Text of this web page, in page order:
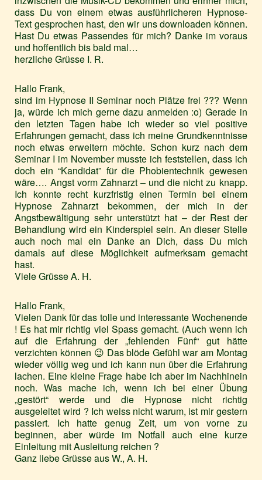
dass Du von einem etwas ausführlicheren Hypnose-
Text gesprochen hast, den wir uns downloaden können.
Hast Du etwas Passendes für mich? Danke im voraus
und hoffentlich bis bald mal…
herzliche Grüsse I. R.
Hallo Frank,
sind im Hypnose II Seminar noch Plätze frei ??? Wenn
ja, würde ich mich gerne dazu anmelden :o) Gerade in
den letzten Tagen habe ich wieder so viel positive
Erfahrungen gemacht, dass ich meine Grundkenntnisse
noch etwas erweitern möchte. Schon kurz nach dem
Seminar I im November musste ich feststellen, dass ich
doch ein “Kandidat” für die Phobientechnik gewesen
wäre…. Angst vorm Zahnarzt – und die nicht zu knapp.
Ich konnte recht kurzfristig einen Termin bei einem
Hypnose Zahnarzt bekommen, der mich in der
Angstbewältigung sehr unterstützt hat – der Rest der
Behandlung wird ein Kinderspiel sein. An dieser Stelle
auch noch mal ein Danke an Dich, dass Du mich
damals auf diese Möglichkeit aufmerksam gemacht
hast.
Viele Grüsse A. H.
Hallo Frank,
Vielen Dank für das tolle und interessante Wochenende
! Es hat mir richtig viel Spass gemacht. (Auch wenn ich
auf die Erfahrung der „fehlenden Fünf“ gut hätte
verzichten können 😉 Das blöde Gefühl war am Montag
wieder völlig weg und ich kann nun über die Erfahrung
lachen. Eine kleine Frage habe ich aber im Nachhinein
noch. Was mache ich, wenn ich bei einer Übung
„gestört“ werde und die Hypnose nicht richtig
ausgeleitet wird ? Ich weiss nicht warum, ist mir gestern
passiert. Ich hatte genug Zeit, um von vorne zu
beginnen, aber würde im Notfall auch eine kurze
Einleitung mit Ausleitung reichen ?
Ganz liebe Grüsse aus W., A. H.